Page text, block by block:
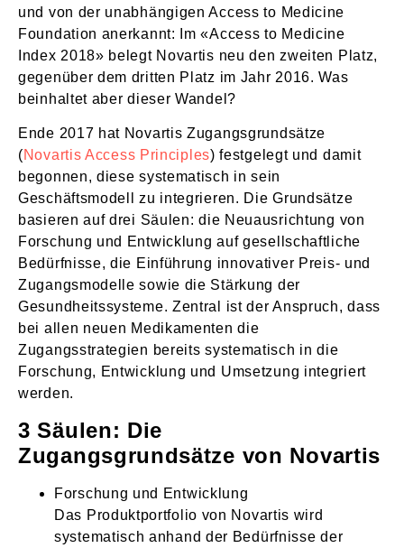
und von der unabhängigen Access to Medicine
Foundation anerkannt: Im «Access to Medicine
Index 2018» belegt Novartis neu den zweiten Platz,
gegenüber dem dritten Platz im Jahr 2016. Was
beinhaltet aber dieser Wandel?
Ende 2017 hat Novartis Zugangsgrundsätze
(Novartis Access Principles) festgelegt und damit
begonnen, diese systematisch in sein
Geschäftsmodell zu integrieren. Die Grundsätze
basieren auf drei Säulen: die Neuausrichtung von
Forschung und Entwicklung auf gesellschaftliche
Bedürfnisse, die Einführung innovativer Preis- und
Zugangsmodelle sowie die Stärkung der
Gesundheitssysteme. Zentral ist der Anspruch, dass
bei allen neuen Medikamenten die
Zugangsstrategien bereits systematisch in die
Forschung, Entwicklung und Umsetzung integriert
werden.
3 Säulen: Die
Zugangsgrundsätze von Novartis
Forschung und Entwicklung
Das Produktportfolio von Novartis wird
systematisch anhand der Bedürfnisse der